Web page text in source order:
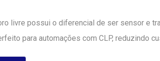
livre possui o diferencial de ser sensor e
para automações com CLP, reduzindo